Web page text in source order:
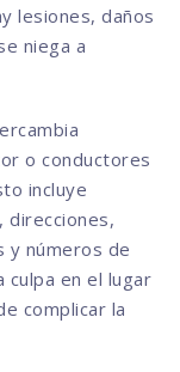
lesiones, daños
niega a
o conductores
incluye
direcciones,
y números de
culpa en el lugar
complicar la